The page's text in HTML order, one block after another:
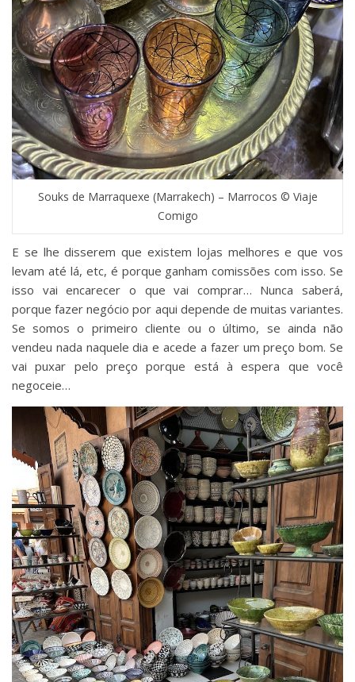
Souks de Marraquexe (Marrakech) – Marrocos © Viaje
Comigo
E se lhe disserem que existem lojas melhores e que vos
levam até lá, etc, é porque ganham comissões com isso. Se
isso vai encarecer o que vai comprar… Nunca saberá,
porque fazer negócio por aqui depende de muitas variantes.
Se somos o primeiro cliente ou o último, se ainda não
vendeu nada naquele dia e acede a fazer um preço bom. Se
vai puxar pelo preço porque está à espera que você
negoceie…